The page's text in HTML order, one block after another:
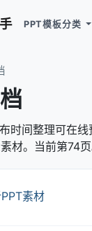
PPT模板分类
时间整理可在
材。当前第74页
素材